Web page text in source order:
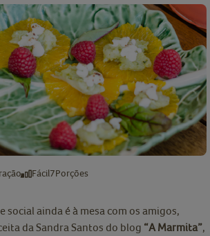
Fácil7Porções
social ainda é à mesa com os amigos,
da Sandra Santos do blog “A Marmita”,